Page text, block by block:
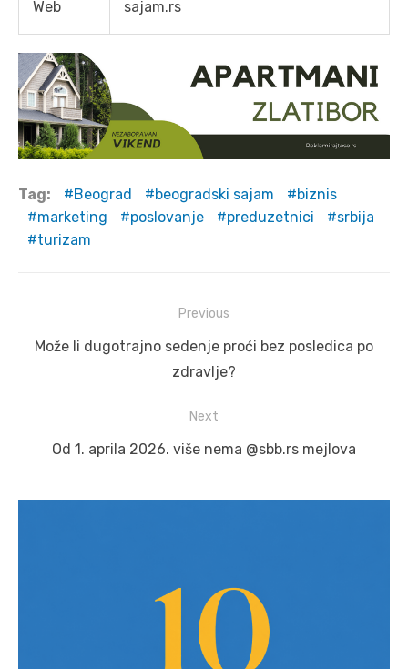
Web sajam.rs
Tag: Beograd beogradski sajam
biznis
marketing
poslovanje preduzetnici
srbija
turizam
navigation
Previous
Previous
Može li dugotrajno sedenje proći bez posledica po
zdravlje?
Next
Next
Od 1. aprila 2026. više nema @sbb.rs mejlova